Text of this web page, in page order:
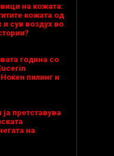
на кожата:
кожата од
и сув воздух во
година со
пилинг и
претставува
на